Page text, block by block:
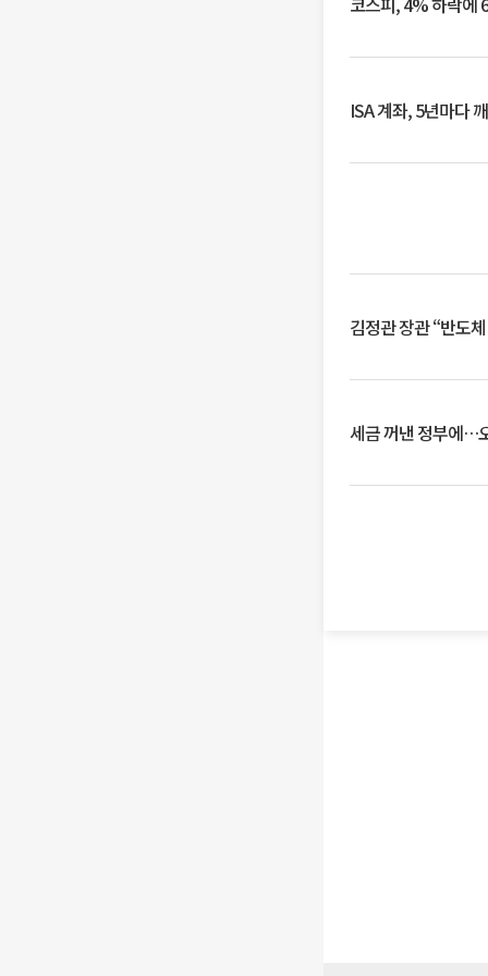
ISA 계좌, 5년마다
김정관 장관 “반도
세금 꺼낸 정부에…